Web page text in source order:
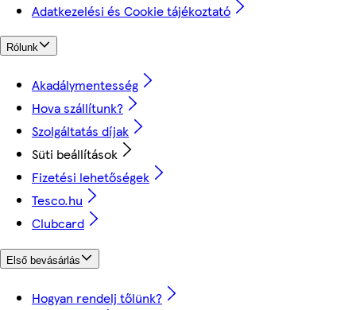
Adatkezelési és Cookie tájékoztató
Rólunk
Akadálymentesség
Hova szállítunk?
Szolgáltatás díjak
Süti beállítások
Fizetési lehetőségek
Tesco.hu
Clubcard
Első bevásárlás
Hogyan rendelj tőlünk?